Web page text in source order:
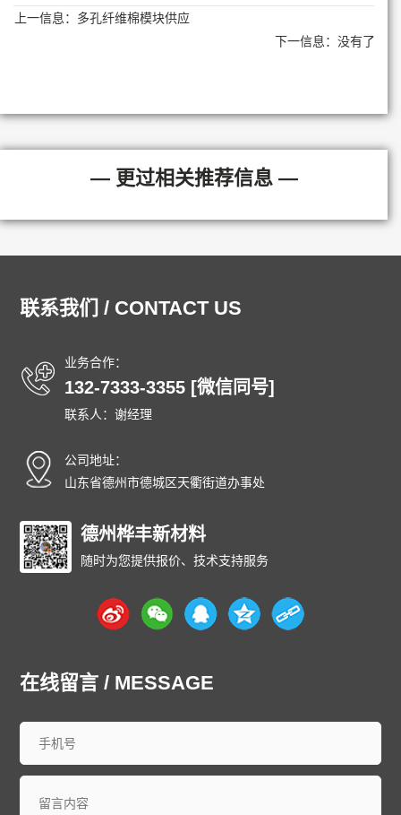
上一信息： 多孔纤维棉模块供应
下一信息：没有了
— 更过相关推荐信息 —
联系我们 / CONTACT US
业务合作：
132-7333-3355 [微信同号]
联系人：谢经理
公司地址：
山东省德州市德城区天衢街道办事处
德州桦丰新材料
随时为您提供报价、技术支持服务
在线留言 / MESSAGE